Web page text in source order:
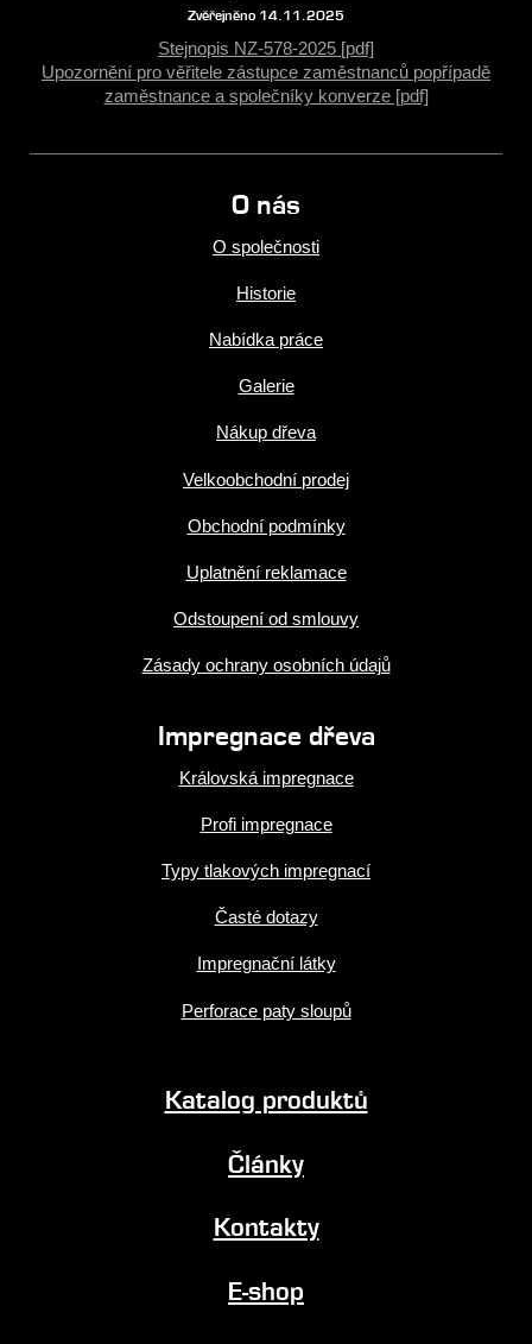
Zvěřejněno 14.11.2025
Stejnopis NZ-578-2025 [pdf]
Upozornění pro věřitele zástupce zaměstnanců popřípadě
zaměstnance a společníky konverze [pdf]
O nás
O společnosti
Historie
Nabídka práce
Galerie
Nákup dřeva
Velkoobchodní prodej
Obchodní podmínky
Uplatnění reklamace
Odstoupení od smlouvy
Zásady ochrany osobních údajů
Impregnace dřeva
Královská impregnace
Profi impregnace
Typy tlakových impregnací
Časté dotazy
Impregnační látky
Perforace paty sloupů
Katalog produktů
Články
Kontakty
E-shop